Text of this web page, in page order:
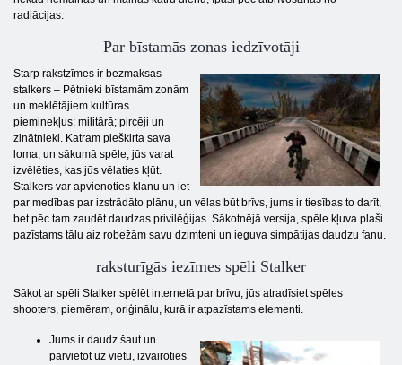
radiācijas.
Par bīstamās zonas iedzīvotāji
Starp rakstzīmes ir bezmaksas
stalkers – Pētnieki bīstamām zonām
un meklētājiem kultūras
pieminekļus; militārā; pircēji un
zinātnieki. Katram piešķirta sava
loma, un sākumā spēle, jūs varat
izvēlēties, kas jūs vēlaties kļūt.
Stalkers var apvienoties klanu un iet
par medības par izstrādāto plānu, un vēlas būt brīvs, jums ir tiesības to darīt,
bet pēc tam zaudēt daudzas privilēģijas. Sākotnējā versija, spēle kļuva plaši
pazīstams tālu aiz robežām savu dzimteni un ieguva simpātijas daudzu fanu.
raksturīgās iezīmes spēli Stalker
Sākot ar spēli Stalker spēlēt internetā par brīvu, jūs atradīsiet spēles
shooters, piemēram, oriģinālu, kurā ir atpazīstams elementi.
Jums ir daudz šaut un
pārvietot uz vietu, izvairoties